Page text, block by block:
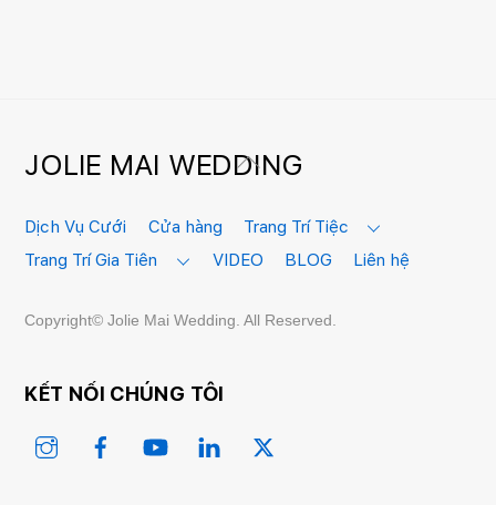
Back
Top
JOLIE MAI WEDDING
Dịch Vụ Cưới Cửa hàng
Trang Trí Tiệc
Trang Trí Gia Tiên
VIDEO BLOG Liên hệ
Copyright© Jolie Mai Wedding. All Reserved.
KẾT NỐI CHÚNG TÔI
InstagramFacebookYouTube Linked